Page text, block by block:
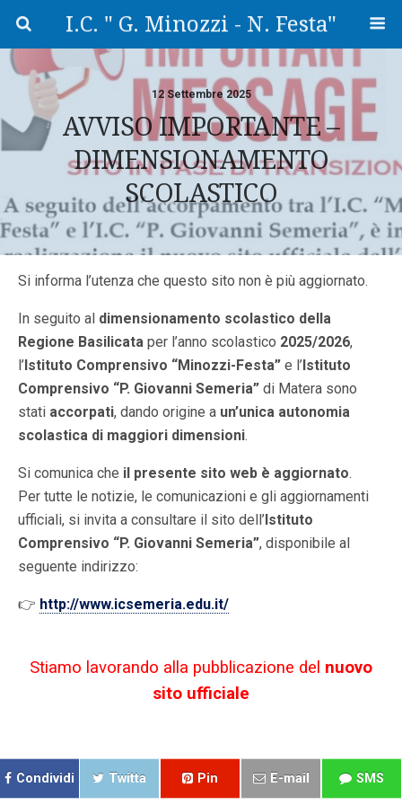
I.C. " G. Minozzi - N. Festa"
12 Settembre 2025
AVVISO IMPORTANTE –
DIMENSIONAMENTO
SCOLASTICO
Si informa l’utenza che questo sito non è più aggiornato.
In seguito al dimensionamento scolastico della
Regione Basilicata per l’anno scolastico 2025/2026,
l’Istituto Comprensivo “Minozzi-Festa” e l’Istituto
Comprensivo “P. Giovanni Semeria” di Matera sono
stati accorpati, dando origine a un’unica autonomia
scolastica di maggiori dimensioni.
Si comunica che il presente sito web è aggiornato.
Per tutte le notizie, le comunicazioni e gli aggiornamenti
ufficiali, si invita a consultare il sito dell’Istituto
Comprensivo “P. Giovanni Semeria”, disponibile al
seguente indirizzo:
👉 http://www.icsemeria.edu.it/
Stiamo lavorando alla pubblicazione del nuovo
sito ufficiale
Condividi Twitta Pin E-mail SMS